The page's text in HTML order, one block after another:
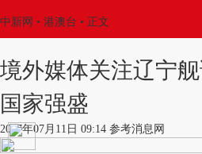
中新网 • 港澳台 • 正文
境外媒体关注辽宁
国家强盛
2017年07月11日 09:14 参考消息网